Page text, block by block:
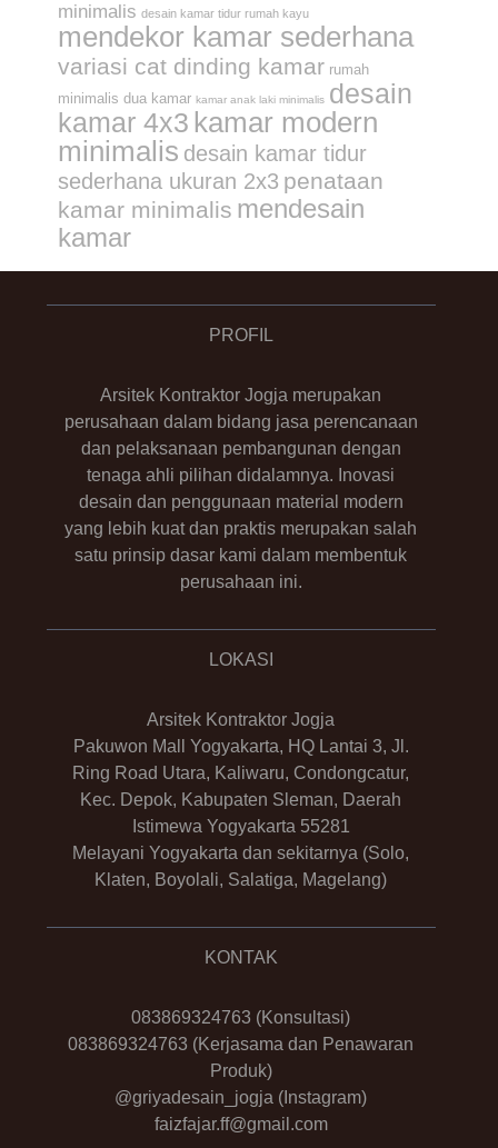
minimalis desain kamar tidur rumah kayu
mendekor kamar sederhana
variasi cat dinding kamar rumah
minimalis dua kamar kamar anak laki minimalis desain
kamar 4x3 kamar modern
minimalis desain kamar tidur
sederhana ukuran 2x3 penataan
kamar minimalis mendesain
kamar
PROFIL
Arsitek Kontraktor Jogja merupakan
perusahaan dalam bidang jasa perencanaan
dan pelaksanaan pembangunan dengan
tenaga ahli pilihan didalamnya. Inovasi
desain dan penggunaan material modern
yang lebih kuat dan praktis merupakan salah
satu prinsip dasar kami dalam membentuk
perusahaan ini.
LOKASI
Arsitek Kontraktor Jogja
Pakuwon Mall Yogyakarta, HQ Lantai 3, Jl.
Ring Road Utara, Kaliwaru, Condongcatur,
Kec. Depok, Kabupaten Sleman, Daerah
Istimewa Yogyakarta 55281
Melayani Yogyakarta dan sekitarnya (Solo,
Klaten, Boyolali, Salatiga, Magelang)
KONTAK
083869324763 (Konsultasi)
083869324763 (Kerjasama dan Penawaran
Produk)
@griyadesain_jogja (Instagram)
faizfajar.ff@gmail.com